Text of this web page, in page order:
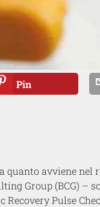
Pin
avviene nel
Group (BCG) –
Pulse